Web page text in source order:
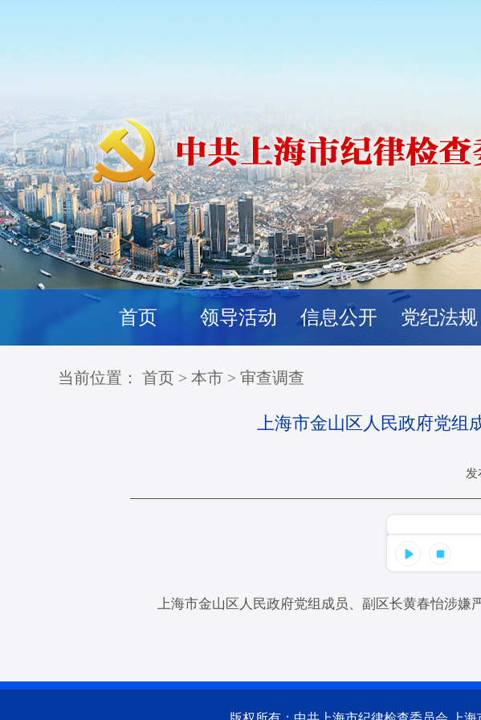
首页 领导活动 信息公开 党纪法规
当前位置： 首页 > 本市 > 审查调查
上海市金山区人民政府党组
发
上海市金山区人民政府党组成员、副区长黄春怡涉嫌